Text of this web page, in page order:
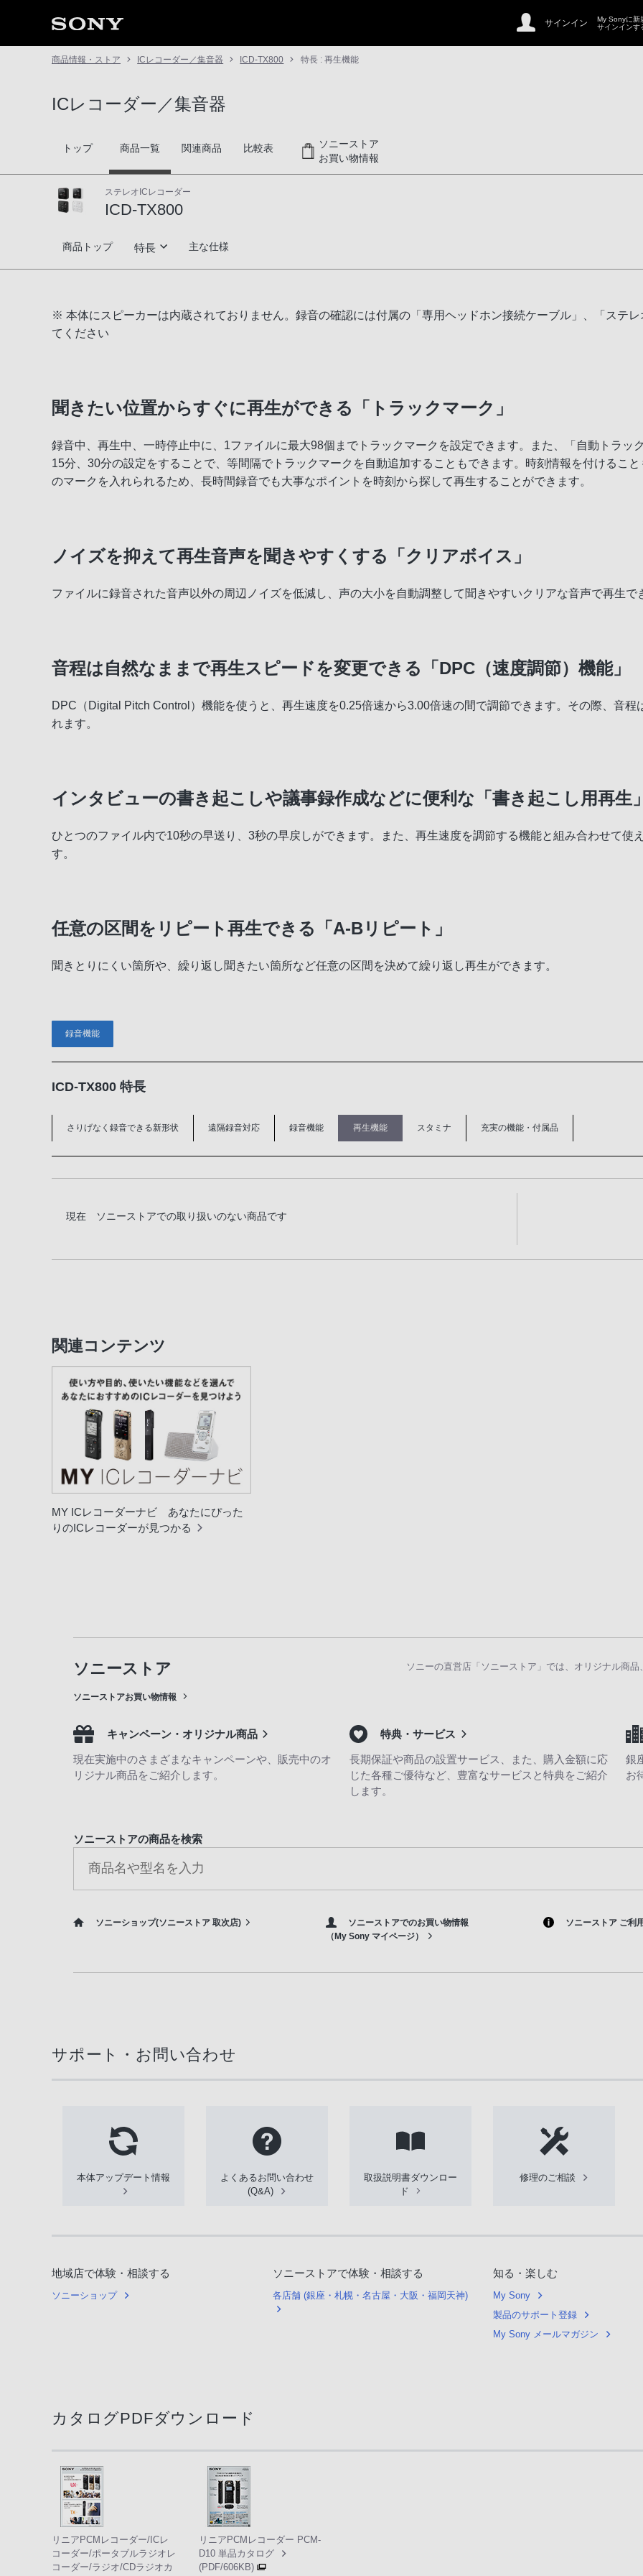
サインイン
My Sonyに新
サインインす
商品情報・ストア ICレコーダー／集音器 ICD-TX800 特長 : 再生機能
ICレコーダー／集音器
トップ 商品一覧 関連商品 比較表
ソニーストア
お買い物情報
ステレオICレコーダー
ICD-TX800
ICD-TX800
商品トップ 特長
遠隔録音対応
充実の機能・付属品
主な仕様
※ 本体にスピーカーは内蔵されておりません。録音の確認には付属の「専用ヘッドホン接続ケーブル」、「ステ
てください
聞きたい位置からすぐに再生ができる「トラックマーク」
録音中、再生中、一時停止中に、1ファイルに最大98個までトラックマークを設定できます。また、「自動トラッ
15分、30分の設定をすることで、等間隔でトラックマークを自動追加することもできます。時刻情報を付けるこ
のマークを入れられるため、長時間録音でも大事なポイントを時刻から探して再生することができます。
ノイズを抑えて再生音声を聞きやすくする「クリアボイス」
ファイルに録音された音声以外の周辺ノイズを低減し、声の大小を自動調整して聞きやすいクリアな音声で再生で
音程は自然なままで再生スピードを変更できる「DPC（速度調節）機能」
DPC（Digital Pitch Control）機能を使うと、再生速度を0.25倍速から3.00倍速の間で調節できます。その際、音
れます。
インタビューの書き起こしや議事録作成などに便利な「書き起こし用再生
ひとつのファイル内で10秒の早送り、3秒の早戻しができます。また、再生速度を調節する機能と組み合わせて使
す。
任意の区間をリピート再生できる「A-Bリピート」
聞きとりにくい箇所や、繰り返し聞きたい箇所など任意の区間を決めて繰り返し再生ができます。
録音機能
ICD-TX800 特長
さりげなく録音できる新形状 遠隔録音対応 録音機能 再生機能 スタミナ 充実の機能・付属品
現在 ソニーストアでの取り扱いのない商品です
関連コンテンツ
MY ICレコーダーナビ あなたにぴった
りのICレコーダーが見つかる
ソニーストア ソニーの直営店「ソニーストア」では、オリジナル商
ソニーストアお買い物情報
キャンペーン・オリジナル商品
現在実施中のさまざまなキャンペーンや、販売中のオ
リジナル商品をご紹介します。
特典・サービス
長期保証や商品の設置サービス、また、購入金額に応
じた各種ご優待など、豊富なサービスと特典をご紹介
します。
銀
お
ソニーストアの商品を検索
ソニーショップ(ソニーストア 取次店)
ソニーストアでのお買い物情報
（My Sony マイページ）
ソニーストア ご利
サポート・お問い合わせ
本体アップデート情報
よくあるお問い合わせ
(Q&A)
取扱説明書ダウンロー
ド
修理のご相談
地域店で体験・相談する
ソニーショップ
ソニーストアで体験・相談する
各店舗 (銀座・札幌・名古屋・大阪・福岡天神)
知る・楽しむ
My Sony
製品のサポート登録
My Sony メールマガジン
カタログPDFダウンロード
リニアPCMレコーダー/ICレ
コーダー/ポータブルラジオレ
コーダー/ラジオ/CDラジオカ
リニアPCMレコーダー PCM-
D10 単品カタログ
(PDF/606KB)